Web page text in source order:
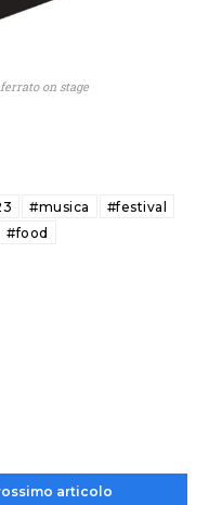
on stage
#musica
#festival
#food
articolo